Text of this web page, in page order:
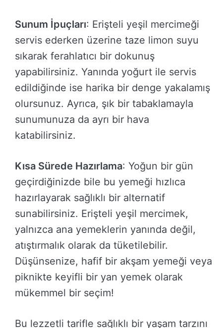
Sunum İpuçları: Erişteli yeşil mercimeği
servis ederken üzerine taze limon suyu
sıkarak ferahlatıcı bir dokunuş
yapabilirsiniz. Yanında yoğurt ile servis
edildiğinde ise harika bir denge yakalamış
olursunuz. Ayrıca, şık bir tabaklamayla
sunumunuza da ayrı bir hava
katabilirsiniz.
Kısa Sürede Hazırlama: Yoğun bir gün
geçirdiğinizde bile bu yemeği hızlıca
hazırlayarak sağlıklı bir alternatif
sunabilirsiniz. Erişteli yeşil mercimek,
yalnızca ana yemeklerin yanında değil,
atıştırmalık olarak da tüketilebilir.
Düşünsenize, hafif bir akşam yemeği veya
piknikte keyifli bir yan yemek olarak
mükemmel bir seçim!
Bu lezzetli tarifle sağlıklı bir yaşam tarzını